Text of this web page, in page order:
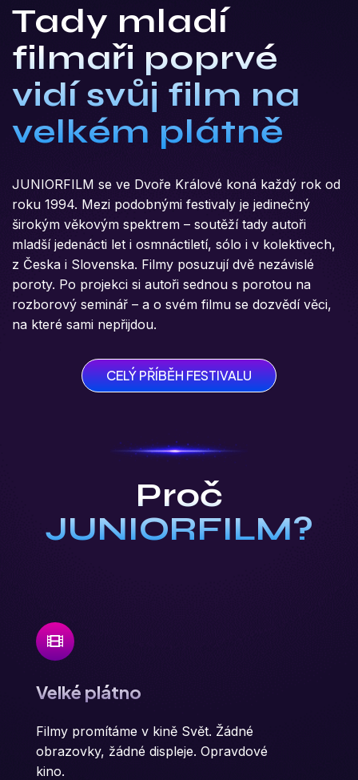
Tady mladí
filmaři poprvé
vidí svůj film na
velkém plátně
JUNIORFILM se ve Dvoře Králové koná každý rok od
roku 1994. Mezi podobnými festivaly je jedinečný
širokým věkovým spektrem – soutěží tady autoři
mladší jedenácti let i osmnáctiletí, sólo i v kolektivech,
z Česka i Slovenska. Filmy posuzují dvě nezávislé
poroty. Po projekci si autoři sednou s porotou na
rozborový seminář – a o svém filmu se dozvědí věci,
na které sami nepřijdou.
CELÝ PŘÍBĚH FESTIVALU
Proč
JUNIORFILM?
Velké plátno
Filmy promítáme v kině Svět. Žádné
obrazovky, žádné displeje. Opravdové
kino.